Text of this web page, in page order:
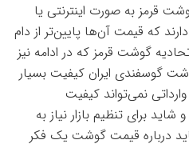
قرمز به صورت اینترنتی یا
که قیمت آن‌ها پایین‌تر از دام
گوشت قرمز که در ادامه نیز
گوسفندی ایران کیفیت بسیار
نمی‌تواند کیفیت
برای تنظیم بازار نیاز به
درباره قیمت گوشت یک فکر